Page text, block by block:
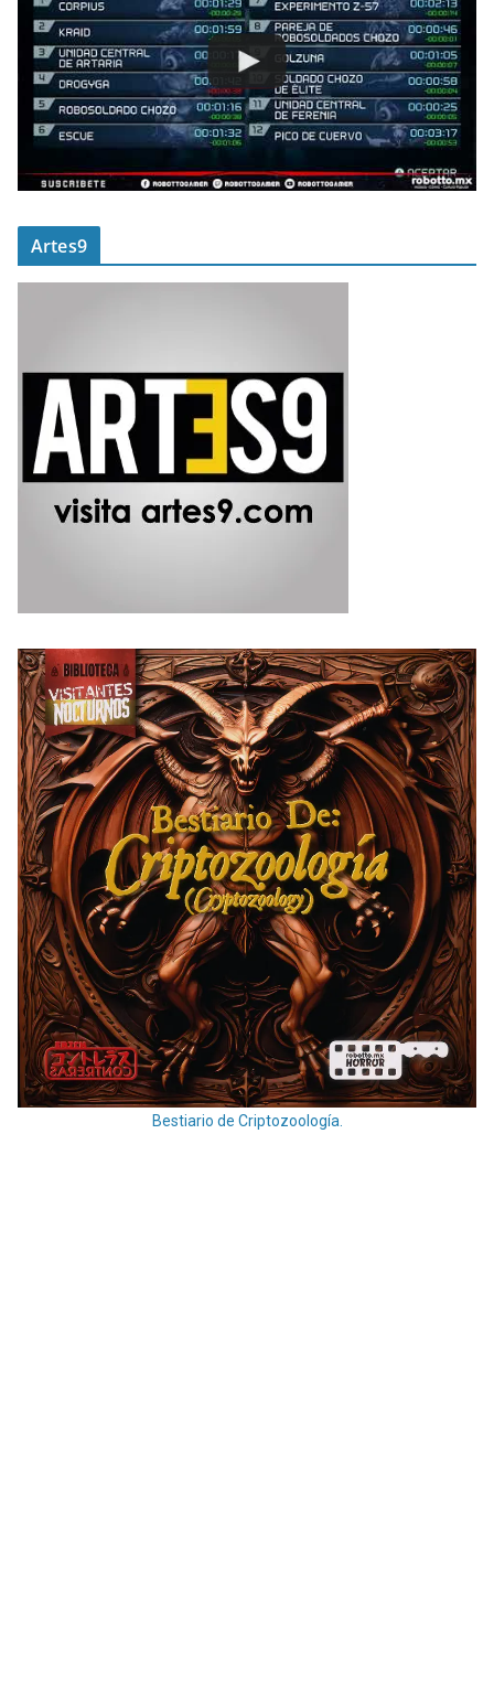
Artes9
Bestiario de Criptozoología.